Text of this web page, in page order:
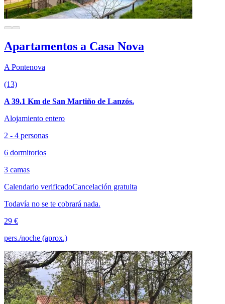
Apartamentos a Casa Nova
A Pontenova
(13)
A 39.1 Km de San Martiño de Lanzós.
Alojamiento entero
2 - 4 personas
6 dormitorios
3 camas
Calendario verificadoCancelación gratuita
Todavía no se te cobrará nada.
29 €
pers./noche (aprox.)